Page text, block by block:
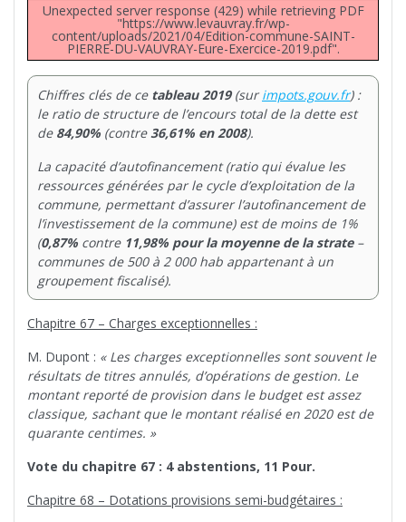
Unexpected server response (429) while retrieving PDF
"https://www.levauvray.fr/wp-
content/uploads/2021/04/Edition-commune-SAINT-
PIERRE-DU-VAUVRAY-Eure-Exercice-2019.pdf".
Chiffres clés de ce tableau 2019(surimpots.gouv.fr) :
le ratio de structure de l’encours total de la dette est
de 84,90% (contre 36,61% en 2008).
La capacité d’autofinancement (ratio qui évalue les
ressources générées par le cycle d’exploitation de la
commune, permettant d’assurer l’autofinancement de
l’investissement de la commune) est de moins de 1%
(0,87% contre 11,98% pour la moyenne de la strate–
communes de 500 à 2 000 hab appartenant à un
groupement fiscalisé).
Chapitre 67 – Charges exceptionnelles :
M. Dupont : « Les charges exceptionnelles sont souvent le
résultats de titres annulés, d’opérations de gestion. Le
montant reporté de provision dans le budget est assez
classique, sachant que le montant réalisé en 2020 est de
quarante centimes. »
Vote du chapitre 67 : 4 abstentions, 11 Pour.
Chapitre 68 – Dotations provisions semi-budgétaires :